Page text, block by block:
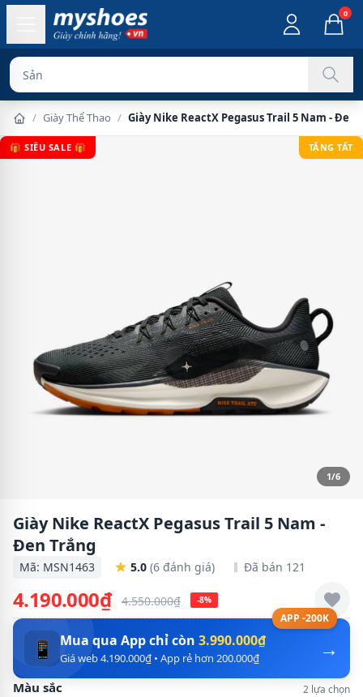
0
Sản phẩm chính
/ Giày Thể Thao / Giày Nike ReactX Pegasus Trail 5 Nam - Đen
🎁 SIÊU SALE 🎁 TẶNG TẤT
1/6
Giày Nike ReactX Pegasus Trail 5 Nam -
Đen Trắng
Mã: MSN1463 5.0 (6 đánh giá) Đã bán 121
4.190.000₫ 4.550.000₫ -8%
APP -200K
→
📱 Mua qua App chỉ còn 3.990.000₫
Giá web 4.190.000₫ • App rẻ hơn 200.000₫
Màu sắc 2 lựa chọn